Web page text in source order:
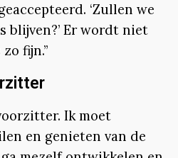
‘Zullen we
blijven?’ Er wordt niet
fijn.”
Ik moet
en genieten van de